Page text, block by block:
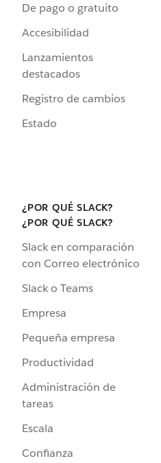
De pago o gratuito
Accesibilidad
Lanzamientos
destacados
Registro de cambios
Estado
¿POR QUÉ SLACK?
¿POR QUÉ SLACK?
Slack en comparación
con Correo electrónico
Slack o Teams
Empresa
Pequeña empresa
Productividad
Administración de
tareas
Escala
Confianza